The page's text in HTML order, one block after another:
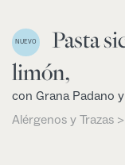
NUEVO
Pasta
limón,
con Grana Padano
Alérgenos y Trazas >